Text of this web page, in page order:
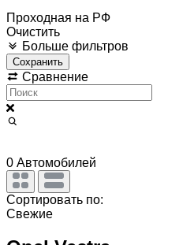
Проходная на РФ
Очистить
Больше фильтров
Сохранить
Сравнение
0 Автомобилей
Сортировать по:
Свежие